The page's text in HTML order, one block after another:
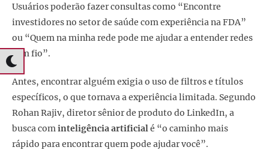
Usuários poderão fazer consultas como “Encontre
investidores no setor de saúde com experiência na FDA”
ou “Quem na minha rede pode me ajudar a entender redes
sem fio”.
Antes, encontrar alguém exigia o uso de filtros e títulos
específicos, o que tornava a experiência limitada. Segundo
Rohan Rajiv, diretor sênior de produto do LinkedIn, a
busca cominteligência artificialé “o caminho mais
rápido para encontrar quem pode ajudar você”.